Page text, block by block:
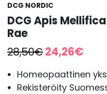
DCG NORDIC
DCG Apis
Rae
28,50€ Alkuperäinen
hinta
oli:
28,50€.
24,26€
on:
Homeopaattinen
Rekisteröity